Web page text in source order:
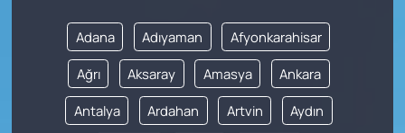
Adana Adıyaman Afyonkarahisar
Ağrı Aksaray Amasya Ankara
Antalya Ardahan Artvin Aydın